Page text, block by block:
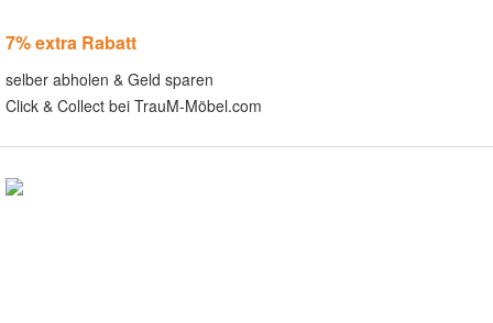
7% extra Rabatt
selber abholen & Geld sparen
Click & Collect bei TrauM-Möbel.com